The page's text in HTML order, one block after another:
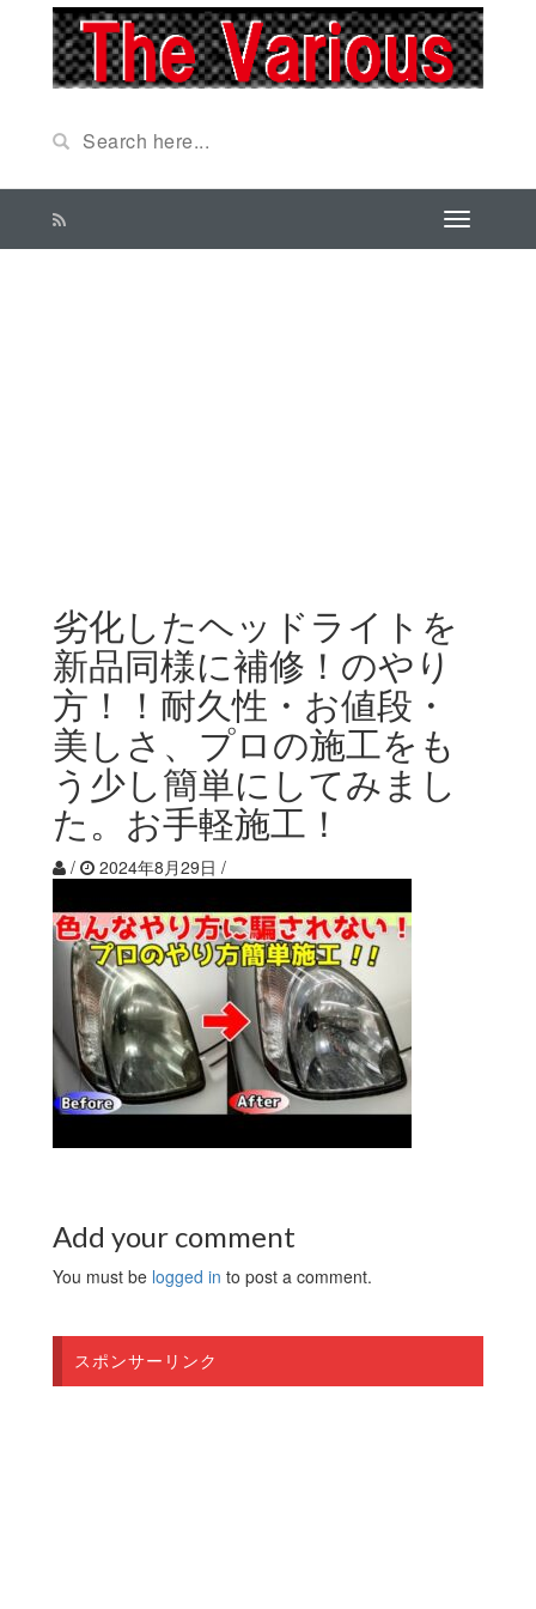
劣化したヘッドライトを
新品同様に補修！のやり
方！！耐久性・お値段・
美しさ、プロの施工をも
う少し簡単にしてみまし
た。お手軽施工！
/ 2024年8月29日 /
Add your comment
You must be logged in to post a comment.
スポンサーリンク